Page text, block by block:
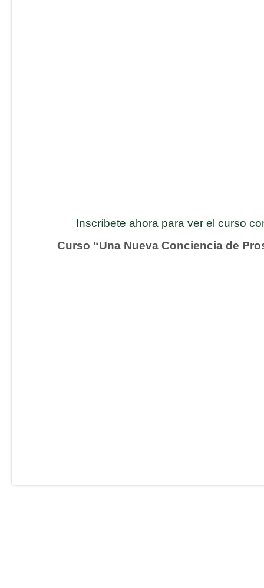
Inscríbete ahora para ver el curso
Curso “Una Nueva Conciencia de